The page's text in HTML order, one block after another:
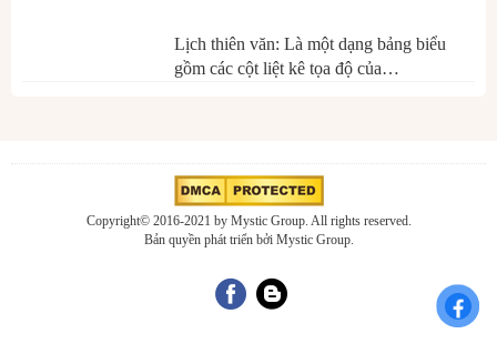
Lịch thiên văn: Là một dạng bảng biểu
gồm các cột liệt kê tọa độ của…
Copyright© 2016-2021 by Mystic Group. All rights reserved.
Bản quyền phát triển bởi Mystic Group.